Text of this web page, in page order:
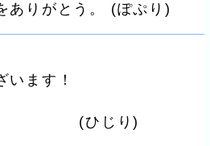
ありがとう。
(ぽぷり )
います！
(ひじり)